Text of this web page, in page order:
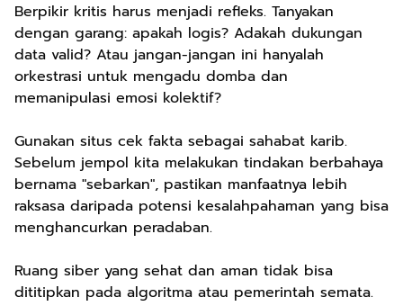
Berpikir kritis harus menjadi refleks. Tanyakan
dengan garang: apakah logis? Adakah dukungan
data valid? Atau jangan-jangan ini hanyalah
orkestrasi untuk mengadu domba dan
memanipulasi emosi kolektif?
Gunakan situs cek fakta sebagai sahabat karib.
Sebelum jempol kita melakukan tindakan berbahaya
bernama "sebarkan", pastikan manfaatnya lebih
raksasa daripada potensi kesalahpahaman yang bisa
menghancurkan peradaban.
Ruang siber yang sehat dan aman tidak bisa
dititipkan pada algoritma atau pemerintah semata.